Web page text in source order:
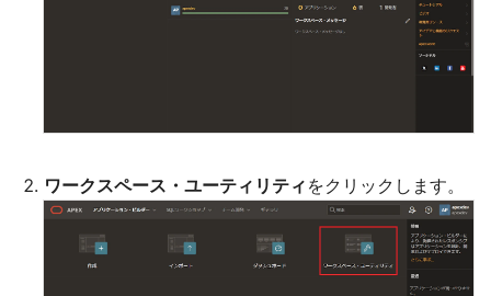
ワークスペース・ユーティリティ をクリックします。